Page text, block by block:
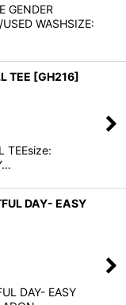
GENDER
WASHSIZE:
TEE [GH216]
TEEsize:
DAY- EASY
DAY- EASY